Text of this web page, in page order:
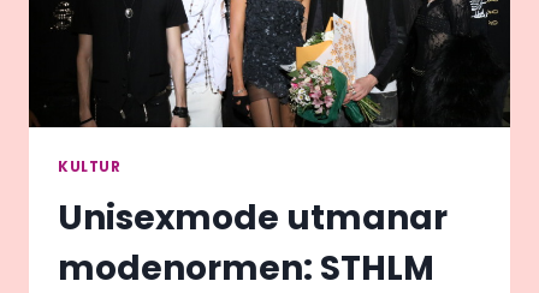
ARENA
KULTUR
Unisexmode utmanar
modenormen: STHLM